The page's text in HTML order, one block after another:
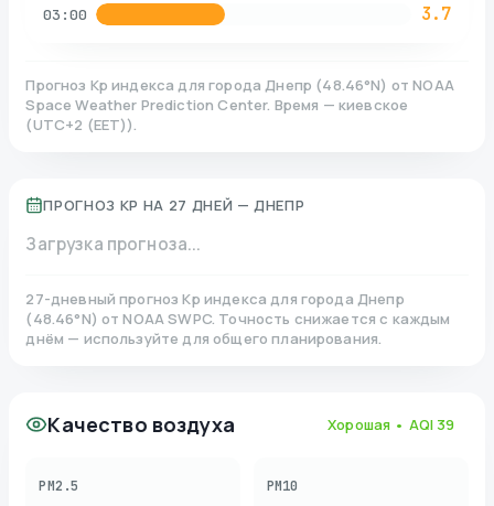
03:00 3.7
Прогноз Kp индекса для города Днепр (48.46°N) от NOAA
Space Weather Prediction Center. Время — киевское
(UTC+2 (EET)).
ПРОГНОЗ KP НА 27 ДНЕЙ — ДНЕПР
Загрузка прогноза...
27-дневный прогноз Kp индекса для города Днепр
(48.46°N)от NOAA SWPC. Точность снижается с каждым
днём — используйте для общего планирования.
Качество воздуха Хорошая • AQI 39
PM2.5 PM10